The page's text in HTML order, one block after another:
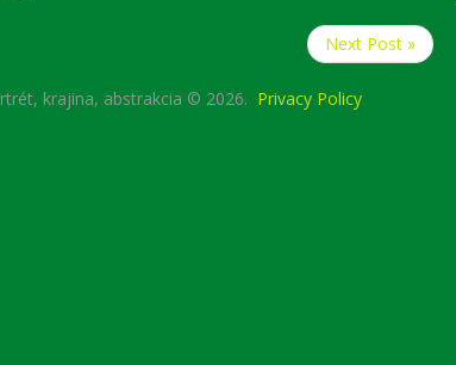
Next Post »
krajina, abstrakcia © 2026. Privacy Policy